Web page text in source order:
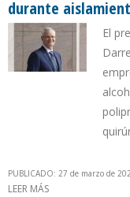
durante
El
PUBLICADO: 27 de marzo de
LEER MÁS